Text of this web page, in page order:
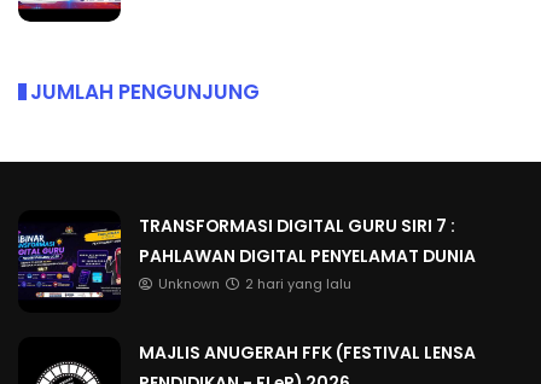
JUMLAH PENGUNJUNG
TRANSFORMASI DIGITAL GURU SIRI 7 :
PAHLAWAN DIGITAL PENYELAMAT DUNIA
Unknown 2 hari yang lalu
MAJLIS ANUGERAH FFK (FESTIVAL LENSA